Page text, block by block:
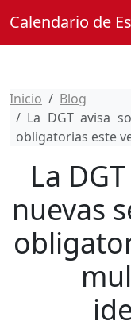
Calendario de
Inicio
Blog
La DGT avisa
obligatorias este
La
nuevas